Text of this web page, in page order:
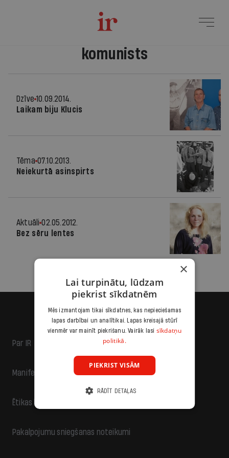
komunists
Dzīve 10.09.2014.
Laikam biju Klucis
Tēma 07.10.2013.
Neiekurtā asinspirts
Aktuāli 02.05.2012.
Bez sēru lentes
Par IR
Manifests
Ētikas kodekss
Pakalpojumu sniegšanas noteikumi
×
Lai turpinātu, lūdzam
piekrist sīkdatnēm
Mēs izmantojam tikai sīkdatnes, kas nepieciešamas
lapas darbībai un analītikai. Lapas kreisajā stūrī
vienmēr var mainīt piekrišanu. Vairāk lasi sīkdatņu
politikā.
PIEKRIST VISĀM
RĀDĪT DETAĻAS